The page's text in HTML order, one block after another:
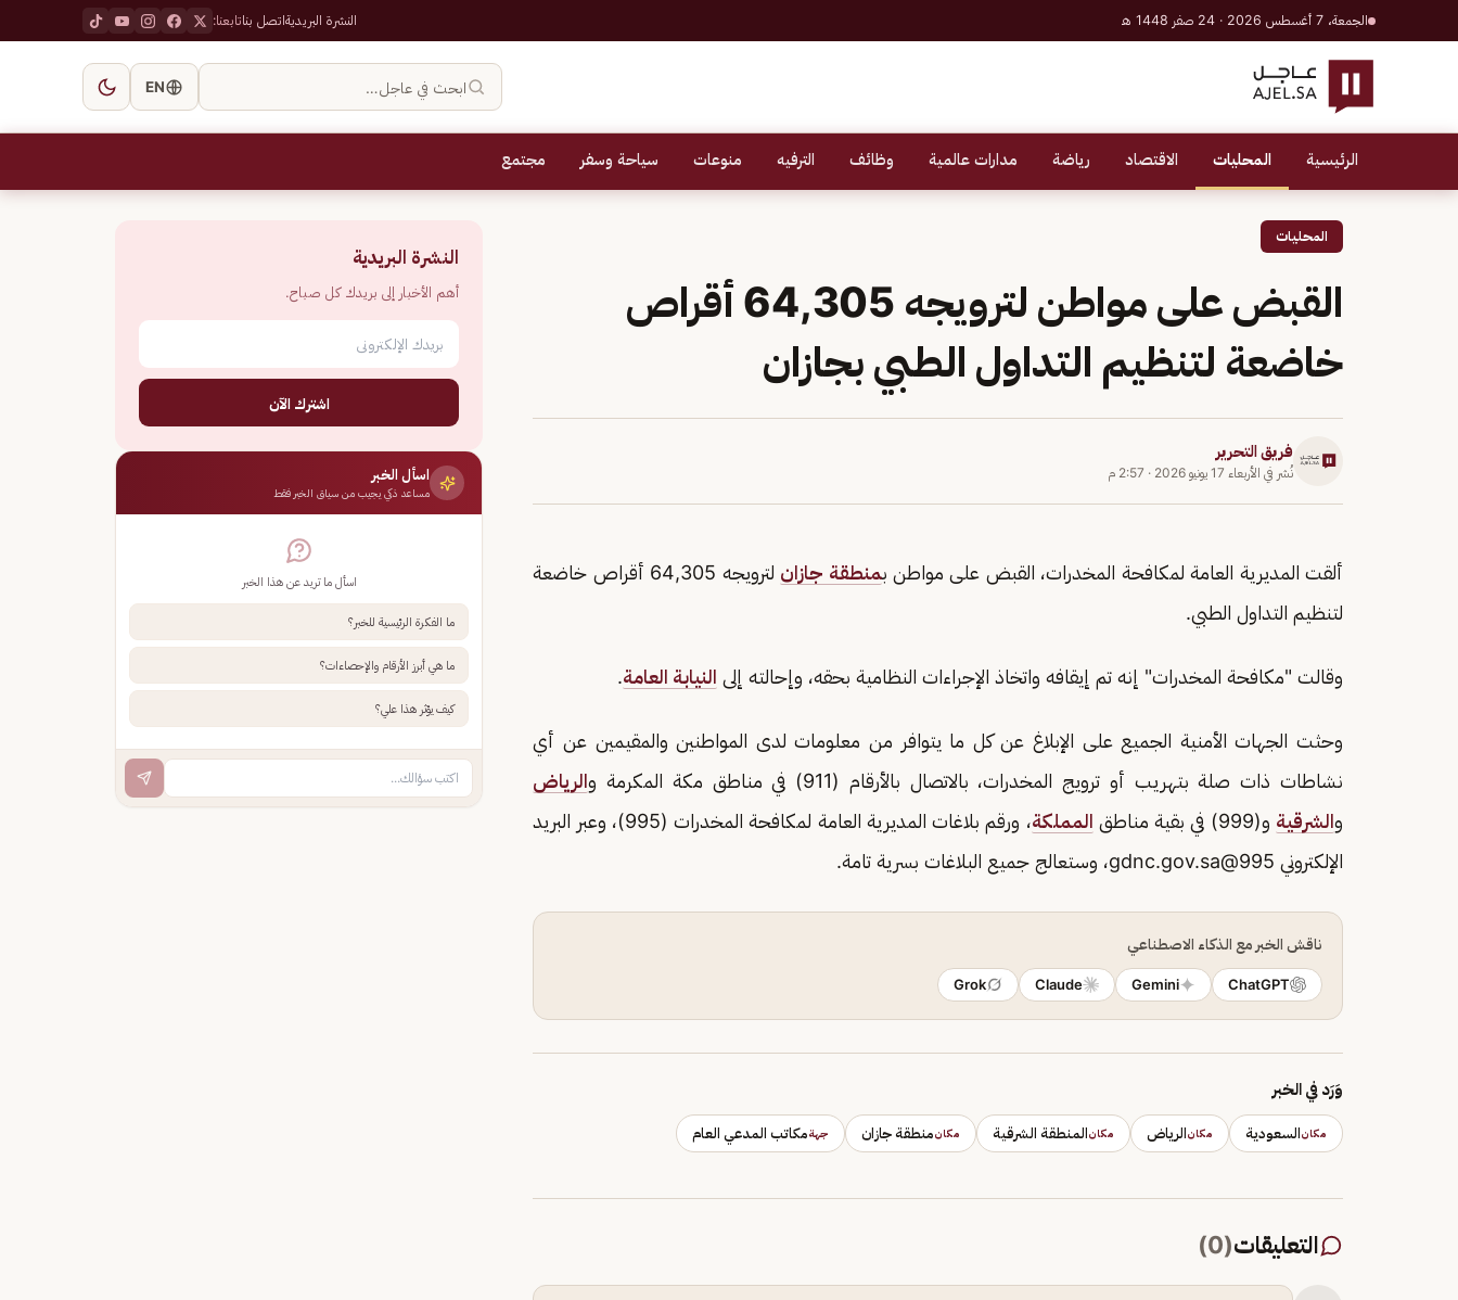
الجمعة، 7 أغسطس 2026 · 24 صفر 1448 هـ النشرة البريديةاتصل بناتابعنا:
ابحث في عاجل… EN
الرئيسية المحليات الاقتصاد رياضة مدارات عالمية وظائف الترفيه منوعات سياحة وسفر مجتمع
المحليات
القبض على مواطن لترويجه 64,305 أقراص
خاضعة لتنظيم التداول الطبي بجازان
فريق التحرير
نُشر في الأربعاء 17 يونيو 2026 · 2:57 م
ألقت المديرية العامة لمكافحة المخدرات، القبض على مواطن بمنطقة جازان
لترويجه 64,305 أقراص خاضعة
لتنظيم التداول الطبي.
وقالت "مكافحة المخدرات" إنه تم إيقافه واتخاذ الإجراءات النظامية بحقه، وإحالته إلى النيابة العامة.
وحثت الجهات الأمنية الجميع على الإبلاغ عن كل ما يتوافر من معلومات لدى المواطنين والمقيمين عن أي
نشاطات ذات صلة بتهريب أو ترويج المخدرات، بالاتصال بالأرقام (911) في مناطق مكة المكرمة و
الرياض
والشرقية و(999) في بقية مناطق المملكة
، ورقم بلاغات المديرية العامة لمكافحة المخدرات (995)، وعبر البريد
الإلكتروني 995@gdnc.gov.sa ، وستعالج جميع البلاغات بسرية تامة.
ناقش الخبر مع الذكاء الاصطناعي
ChatGPT
Gemini
Claude
Grok
وَرَد في الخبر
مكانالسعودية مكانالرياض مكانالمنطقة الشرقية مكانمنطقة جازان جهةمكاتب المدعي العام
التعليقات(
0
)
النشرة البريدية
أهم الأخبار إلى بريدك كل صباح.
اشترك الآن
اسأل الخبر
مساعد ذكي يجيب من سياق الخبر فقط
اسأل ما تريد عن هذا الخبر
ما الفكرة الرئيسية للخبر؟
ما هي أبرز الأرقام والإحصاءات؟
كيف يؤثر هذا علي؟